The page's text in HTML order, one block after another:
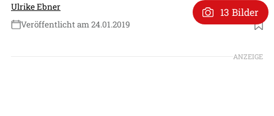
Ulrike Ebner
Veröffentlicht am 24.01.2019
Foto: Rolls-Royce
13 Bilder
ANZEIGE